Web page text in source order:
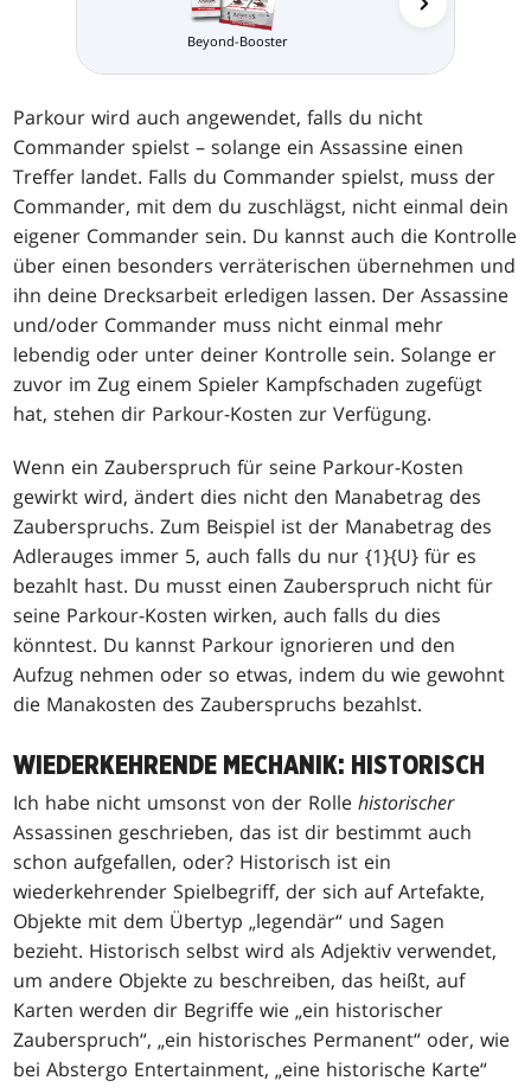
Beyond-Booster
Parkour wird auch angewendet, falls du nicht
Commander spielst – solange ein Assassine einen
Treffer landet. Falls du Commander spielst, muss der
Commander, mit dem du zuschlägst, nicht einmal dein
eigener Commander sein. Du kannst auch die Kontrolle
über einen besonders verräterischen übernehmen und
ihn deine Drecksarbeit erledigen lassen. Der Assassine
und/oder Commander muss nicht einmal mehr
lebendig oder unter deiner Kontrolle sein. Solange er
zuvor im Zug einem Spieler Kampfschaden zugefügt
hat, stehen dir Parkour-Kosten zur Verfügung.
Wenn ein Zauberspruch für seine Parkour-Kosten
gewirkt wird, ändert dies nicht den Manabetrag des
Zauberspruchs. Zum Beispiel ist der Manabetrag des
Adlerauges immer 5, auch falls du nur {1}{U} für es
bezahlt hast. Du musst einen Zauberspruch nicht für
seine Parkour-Kosten wirken, auch falls du dies
könntest. Du kannst Parkour ignorieren und den
Aufzug nehmen oder so etwas, indem du wie gewohnt
die Manakosten des Zauberspruchs bezahlst.
WIEDERKEHRENDE MECHANIK: HISTORISCH
Ich habe nicht umsonst von der Rollehistorischer
Assassinen geschrieben, das ist dir bestimmt auch
schon aufgefallen, oder? Historisch ist ein
wiederkehrender Spielbegriff, der sich auf Artefakte,
Objekte mit dem Übertyp „legendär“ und Sagen
bezieht. Historisch selbst wird als Adjektiv verwendet,
um andere Objekte zu beschreiben, das heißt, auf
Karten werden dir Begriffe wie „ein historischer
Zauberspruch“, „ein historisches Permanent“ oder, wie
bei Abstergo Entertainment, „eine historische Karte“